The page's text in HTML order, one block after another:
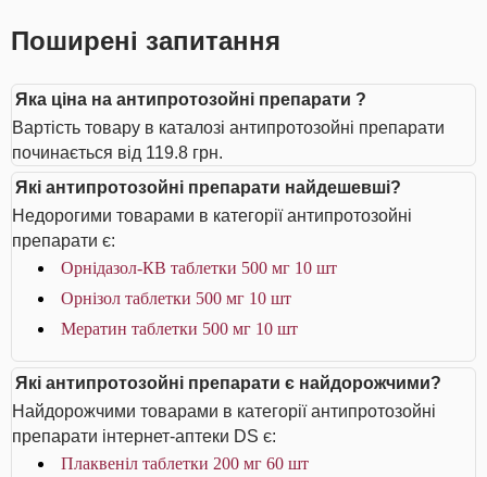
Поширені запитання
Яка ціна на антипротозойні препарати ?
Вартість товару в каталозі антипротозойні препарати
починається від 119.8 грн.
Які антипротозойні препарати найдешевші?
Недорогими товарами в категорії антипротозойні
препарати є:
Орнідазол-КВ таблетки 500 мг 10 шт
Орнізол таблетки 500 мг 10 шт
Мератин таблетки 500 мг 10 шт
Які антипротозойні препарати є найдорожчими?
Найдорожчими товарами в категорії антипротозойні
препарати інтернет-аптеки DS є:
Плаквеніл таблетки 200 мг 60 шт